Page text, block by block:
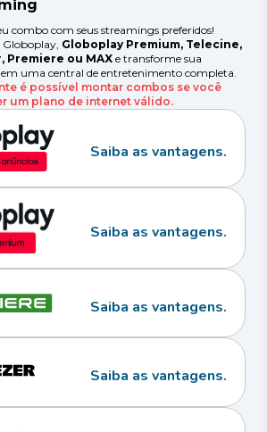
combo com seus streamings preferidos!
Globoplay, Globoplay Premium, Telecine,
Premiere ou MAX e transforme sua
em uma central de entretenimento completa.
é possível montar combos se você
um plano de internet válido.
Saiba as vantagens.
Saiba as vantagens.
Saiba as vantagens.
Saiba as vantagens.